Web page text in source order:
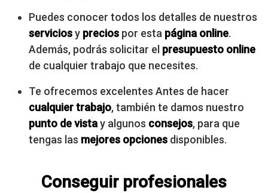
Puedes conocer todos los detalles de nuestros
serviciosy precios por esta página online.
Además, podrás solicitar el presupuesto online
de cualquier trabajo que necesites.
Te ofrecemos excelentes Antes de hacer
cualquier trabajo, también te damos nuestro
punto de vistay algunos consejos, para que
tengas las mejores opciones disponibles.
Conseguir profesionales